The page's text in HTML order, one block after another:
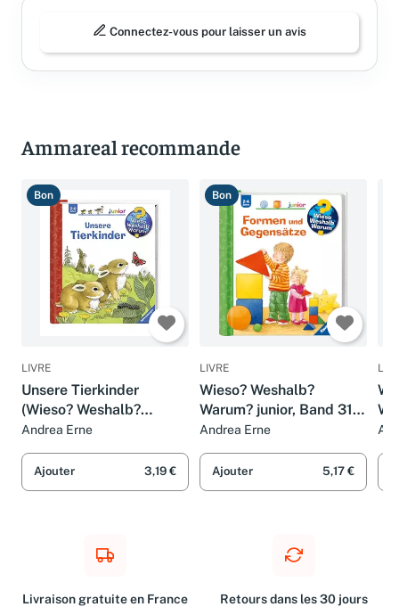
Connectez-vous pour laisser un avis
Ammareal recommande
Bon
LIVRE
Unsere Tierkinder
(Wieso? Weshalb?
Warum? junior, Band 15)
Andrea Erne
Ajouter 3,19 €
Bon
LIVRE
Wieso? Weshalb?
Warum? junior, Band 31:
Formen und Gegensätze
Andrea Erne
Ajouter 5,17 €
Livraison gratuite en France
Retours dans les 30 jours